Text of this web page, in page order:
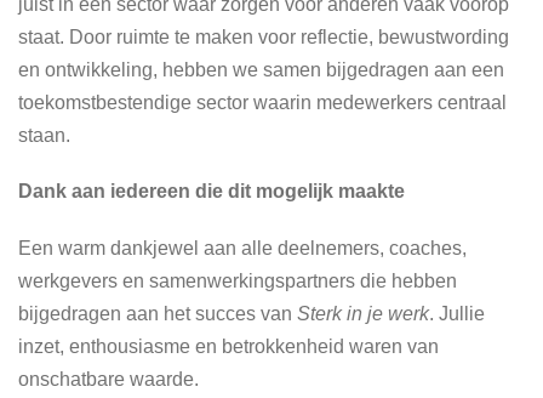
juist in een sector waar zorgen voor anderen vaak voorop
staat. Door ruimte te maken voor reflectie, bewustwording
en ontwikkeling, hebben we samen bijgedragen aan een
toekomstbestendige sector waarin medewerkers centraal
staan.
Dank aan iedereen die dit mogelijk maakte
Een warm dankjewel aan alle deelnemers, coaches,
werkgevers en samenwerkingspartners die hebben
bijgedragen aan het succes van Sterk in je werk. Jullie
inzet, enthousiasme en betrokkenheid waren van
onschatbare waarde.